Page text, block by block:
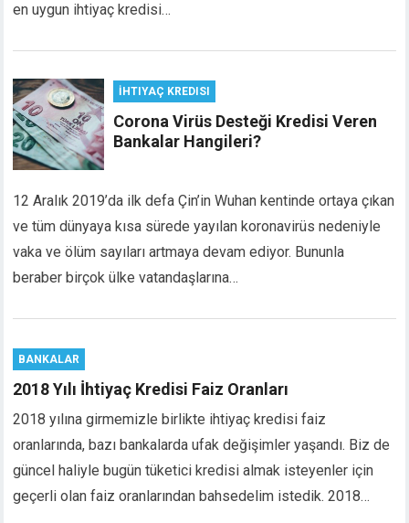
panel
panel
panel
panel
panel
oku
satın al
Panel
Panel
Panel
Panel
Panel
Panel
panel
sakarya
panel
en uygun ihtiyaç kredisi…
İHTIYAÇ KREDISI
Corona Virüs Desteği Kredisi Veren
Bankalar Hangileri?
12 Aralık 2019’da ilk defa Çin’in Wuhan kentinde ortaya çıkan
ve tüm dünyaya kısa sürede yayılan koronavirüs nedeniyle
vaka ve ölüm sayıları artmaya devam ediyor. Bununla
beraber birçok ülke vatandaşlarına…
BANKALAR
2018 Yılı İhtiyaç Kredisi Faiz Oranları
2018 yılına girmemizle birlikte ihtiyaç kredisi faiz
oranlarında, bazı bankalarda ufak değişimler yaşandı. Biz de
güncel haliyle bugün tüketici kredisi almak isteyenler için
geçerli olan faiz oranlarından bahsedelim istedik. 2018…